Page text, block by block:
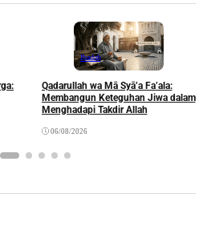
Ibadah
Qadarullah wa Mā Syā’a Fa’ala:
Membangun Keteguhan Jiwa dalam
Menghadapi Takdir Allah
06/08/2026